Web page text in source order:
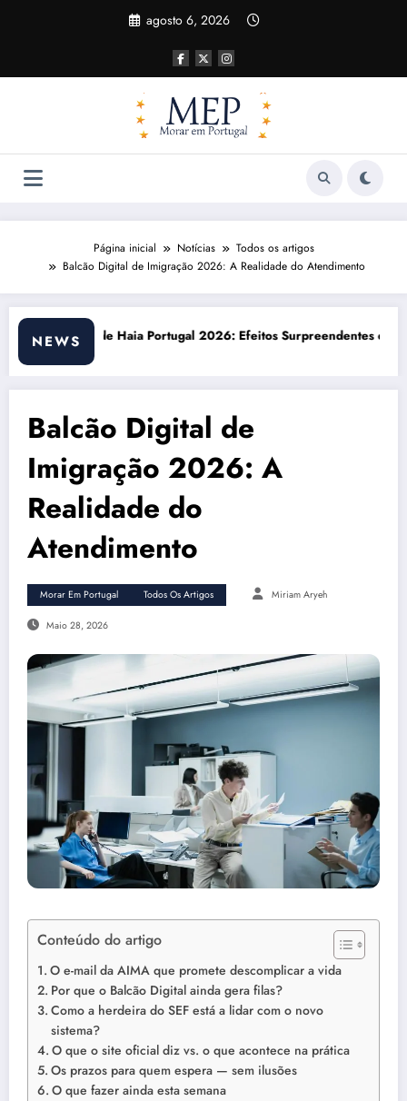
agosto 6, 2026
Página inicial Notícias
Todos os artigos
Balcão Digital de Imigração 2026: A Realidade do Atendimento
NEWS
Efeitos Surpreendentes e OportunidadesCusto de vida em Portugal 2026:
Balcão Digital de
Imigração 2026: A
Realidade do
Atendimento
Morar Em Portugal Todos Os Artigos Miriam Aryeh
Maio 28, 2026
Conteúdo do artigo
O e-mail da AIMA que promete descomplicar a vida
Por que o Balcão Digital ainda gera filas?
Como a herdeira do SEF está a lidar com o novo
sistema?
O que o site oficial diz vs. o que acontece na prática
Os prazos para quem espera — sem ilusões
O que fazer ainda esta semana